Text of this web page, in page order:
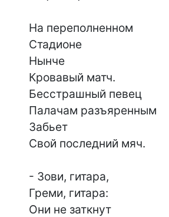
На переполненном
Стадионе
Нынче
Кровавый матч.
Бесстрашный певец
Палачам разъяренным
Забьет
Свой последний мяч.
- Зови, гитара,
Греми, гитара:
Они не заткнут